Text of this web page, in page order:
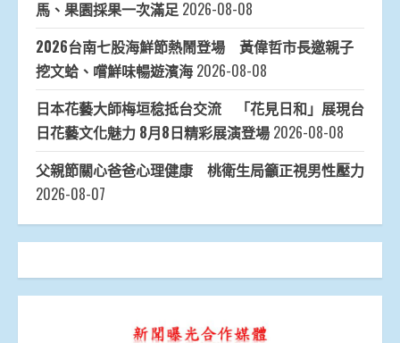
馬、果園採果一次滿足 2026-08-08
2026台南七股海鮮節熱鬧登場 黃偉哲市長邀親子
挖文蛤、嚐鮮味暢遊濱海 2026-08-08
日本花藝大師梅垣稔抵台交流 「花見日和」展現台
日花藝文化魅力 8月8日精彩展演登場 2026-08-08
父親節關心爸爸心理健康 桃衛生局籲正視男性壓力
2026-08-07